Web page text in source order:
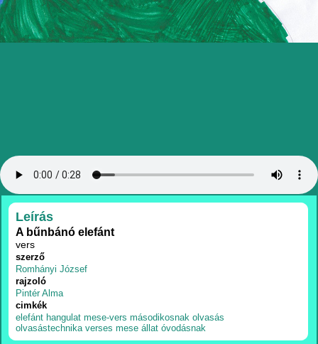
RÉSZLETEK
Leírás
A bűnbánó elefánt
vers
szerző
Romhányi József
rajzoló
Pintér Alma
cimkék
elefánt hangulat mese-vers másodikosnak olvasás
olvasástechnika verses mese állat óvodásnak